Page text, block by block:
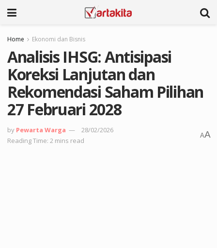
Home Ekonomi dan Bisnis
Analisis IHSG: Antisipasi
Koreksi Lanjutan dan
Rekomendasi Saham Pilihan
27 Februari 2028
by Pewarta Warga
28/02/2026
Reading Time: 2 mins read
AA